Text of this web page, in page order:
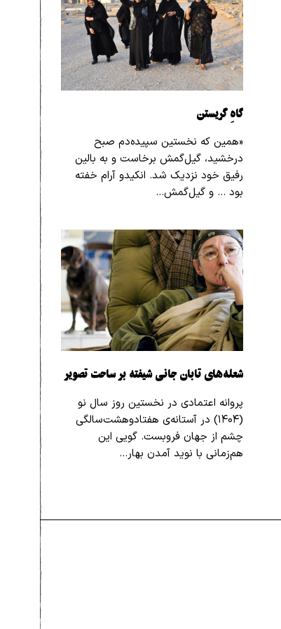
گاهِ گریستن
«همین که نخستین سپیده‌دم صبح
درخشید، گیل‌گمش برخاست و به بالین
رفیق خود نزدیک شد. انکیدو آرام خفته
بود … و گیل‌گمش…
شعله‌های تابان جانی شیفته بر ساحت تصویر
پروانه اعتمادی در نخستین روز سال نو
(۱۴۰۴) در آستانه‌ی هفتادوهشت‌سالگی
چشم از جهان فروبست. گویی این
هم‌زمانی با نوید آمدن بهار…